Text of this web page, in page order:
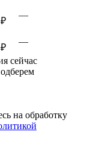
—
—
сейчас
на обработку